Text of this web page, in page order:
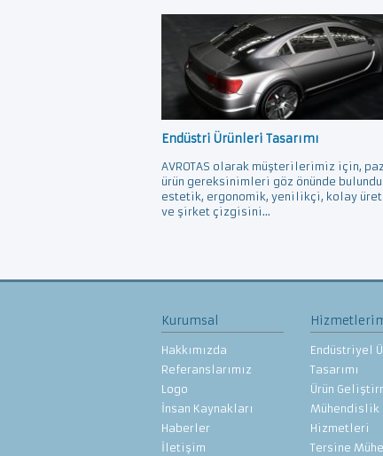
Endüstri Ürünleri Tasarımı
AVROTAS olarak müşterilerimiz için,
ürün gereksinimleri göz önünde
estetik, ergonomik, yenilikçi, kolay
ve şirket çizgisini...
Kurumsal
Hakkımızda
Referanslarımız
Logo
İnsan Kaynakları
Haberler
İletişim
Endüstriyel
Tasarımı
Ürün
Mühendislik
Hizmetleri
Tersine